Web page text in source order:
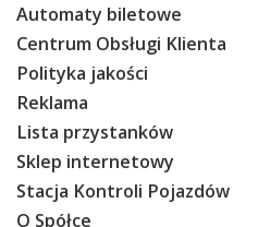
Automaty biletowe
Centrum Obsługi Klienta
Polityka jakości
Reklama
Lista przystanków
Sklep internetowy
Stacja Kontroli Pojazdów
O Spółce